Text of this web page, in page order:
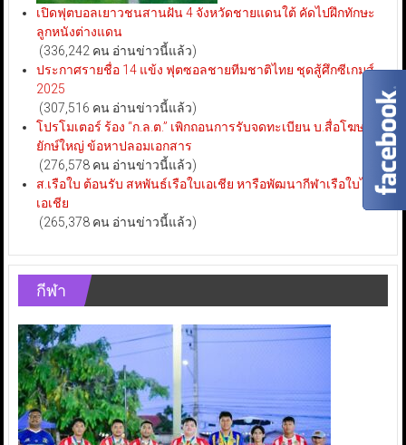
เปิดฟุตบอลเยาวชนสานฝัน 4 จังหวัดชายแดนใต้ คัดไปฝึกทักษะ
ลูกหนังต่างแดน
(336,242 คน อ่านข่าวนี้แล้ว)
ประกาศรายชื่อ 14 แข้ง ฟุตซอลชายทีมชาติไทย ชุดสู้ศึกซีเกมส์
2025
(307,516 คน อ่านข่าวนี้แล้ว)
โปรโมเตอร์ ร้อง “ก.ล.ต.” เพิกถอนการรับจดทะเบียน บ.สื่อโฆษณา
ยักษ์ใหญ่ ข้อหาปลอมเอกสาร
(276,578 คน อ่านข่าวนี้แล้ว)
ส.เรือใบ ต้อนรับ สหพันธ์เรือใบเอเชีย หารือพัฒนากีฬาเรือใบไทย-
เอเชีย
(265,378 คน อ่านข่าวนี้แล้ว)
กีฬา